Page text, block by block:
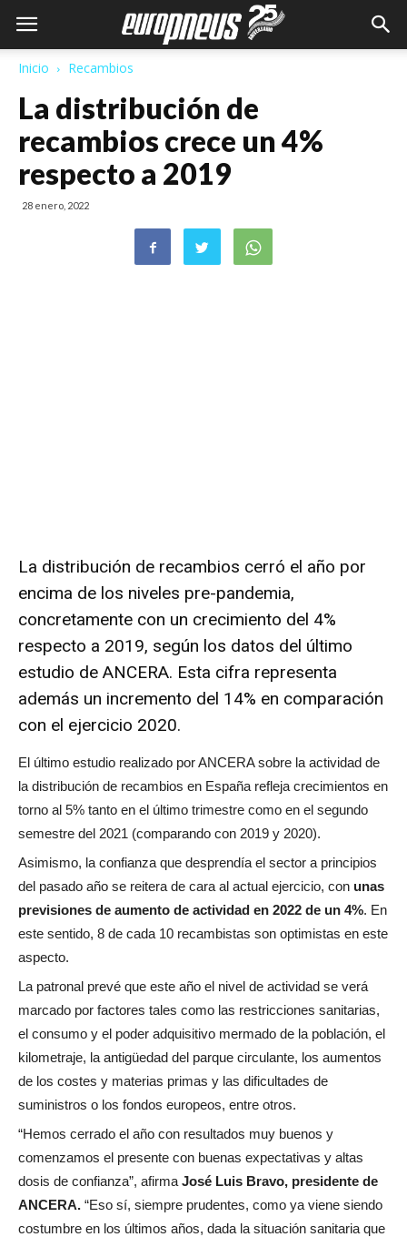
Inicio Recambios
La distribución de
recambios crece un 4%
respecto a 2019
28 enero, 2022
La distribución de recambios cerró el año por
encima de los niveles pre-pandemia,
concretamente con un crecimiento del 4%
respecto a 2019, según los datos del último
estudio de ANCERA. Esta cifra representa
además un incremento del 14% en comparación
con el ejercicio 2020.
​El último estudio realizado por ANCERA sobre la actividad de
la distribución de recambios en España refleja crecimientos en
torno al 5% tanto en el último trimestre como en el segundo
semestre del 2021 (comparando con 2019 y 2020).
Asimismo, la confianza que desprendía el sector a principios
del pasado año se reitera de cara al actual ejercicio, con unas
previsiones de aumento de actividad en 2022 de un 4%. En
este sentido, 8 de cada 10 recambistas son optimistas en este
aspecto.
La patronal prevé que este año el nivel de actividad se verá
marcado por factores tales como las restricciones sanitarias,
el consumo y el poder adquisitivo mermado de la población, el
kilometraje, la antigüedad del parque circulante, los aumentos
de los costes y materias primas y las dificultades de
suministros o los fondos europeos, entre otros.
“Hemos cerrado el año con resultados muy buenos y
comenzamos el presente con buenas expectativas y altas
dosis de confianza”, afirma José Luis Bravo, presidente de
ANCERA. “Eso sí, siempre prudentes, como ya viene siendo
costumbre en los últimos años, dada la situación sanitaria que